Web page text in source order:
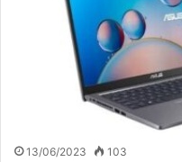
13/06/2023 103